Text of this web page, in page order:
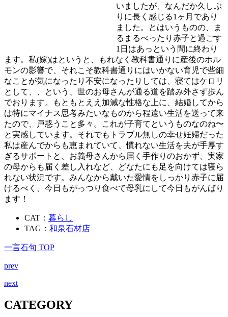
いましたが、なんだか久しぶ
りに長く感じる1ヶ月であり
ました。とはいうものの、ま
るまるべったり赤子と過ごす
1日はあっという間に終わり
ます。私(嫁)はというと、もれなく教科書通りに産後のホル
モンの影響で、それこそ教科書通りにはいかない育児で些細
なことが気になったり不安になったりしては、寝てはケロリ
として、、という、世のお母さんが通る道を踏み外さず歩ん
でおります。もともとええ加減な性格な上に、結婚してから
は特にマイナス思考みたいなものから程遠い生活を送って来
たので、戸惑うこと多々。これが子育てというものなのね〜
と実感しています。それでもトラブル無しの幸せ妊婦だった
私は産んでからも恵まれていて、慣れない生活を夫が手厚す
ぎるサポートと、お義母さんから届く手作りのおかず、実家
の母からも届く差し入れなど、どなたにも足を向けては寝ら
れない状況です。みんなから戴いた愛情をしっかり赤子に届
けるべく、今日もがっつり食べて母乳にして今日もがんばり
ます！
CAT： 暮らし
TAG： 和泉石材店
一言石句 TOP
prev
next
CATEGORY